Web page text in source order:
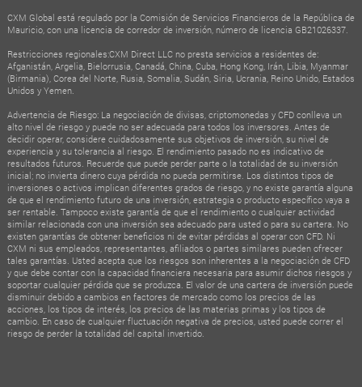
CXM Global está regulado por la Comisión de Servicios Financieros de la República de
Mauricio, con una licencia de corredor de inversión, número de licencia GB21026337.
Restricciones regionales:CXM Direct LLC no presta servicios a residentes de:
Afganistán, Argelia, Bielorrusia, Canadá, China, Cuba, Hong Kong, Irán, Libia, Myanmar
(Birmania), Corea del Norte, Rusia, Somalia, Sudán, Siria, Ucrania, Reino Unido, Estados
Unidos y Yemen.
Advertencia de Riesgo: La negociación de divisas, criptomonedas y CFD conlleva un
alto nivel de riesgo y puede no ser adecuada para todos los inversores. Antes de
decidir operar, considere cuidadosamente sus objetivos de inversión, su nivel de
experiencia y su tolerancia al riesgo. El rendimiento pasado no es indicativo de
resultados futuros. Recuerde que puede perder parte o la totalidad de su inversión
inicial; no invierta dinero cuya pérdida no pueda permitirse. Los distintos tipos de
inversiones o activos implican diferentes grados de riesgo, y no existe garantía alguna
de que el rendimiento futuro de una inversión, estrategia o producto específico vaya a
ser rentable. Tampoco existe garantía de que el rendimiento o cualquier actividad
similar relacionada con una inversión sea adecuado para usted o para su cartera. No
existen garantías de obtener beneficios ni de evitar pérdidas al operar con CFD. Ni
CXM ni sus empleados, representantes, afiliados o partes similares pueden ofrecer
tales garantías. Usted acepta que los riesgos son inherentes a la negociación de CFD
y que debe contar con la capacidad financiera necesaria para asumir dichos riesgos y
soportar cualquier pérdida que se produzca. El valor de una cartera de inversión puede
disminuir debido a cambios en factores de mercado como los precios de las
acciones, los tipos de interés, los precios de las materias primas y los tipos de
cambio. En caso de cualquier fluctuación negativa de precios, usted puede correr el
riesgo de perder la totalidad del capital invertido.